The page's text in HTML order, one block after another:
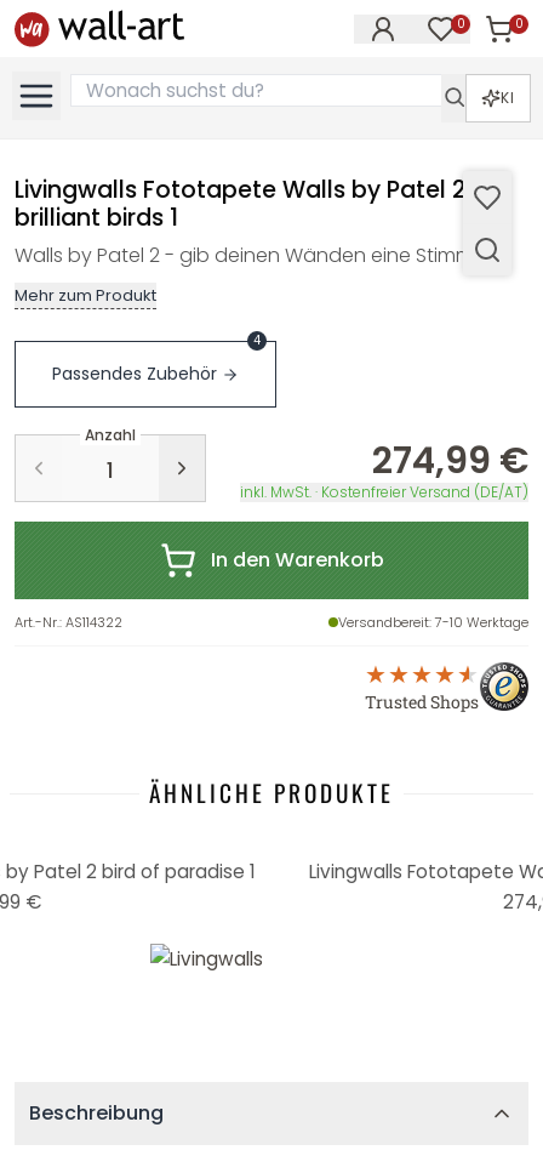
0 0
KI
Livingwalls Fototapete Walls by Patel 2
brilliant birds 1
Walls by Patel 2 - gib deinen Wänden eine Stimme…
Mehr zum Produkt
Passendes Zubehör
4
Anzahl
274,99 €
inkl. MwSt. · Kostenfreier Versand (DE/AT)
In den Warenkorb
Art.-Nr.:AS114322 Versandbereit: 7-10 Werktage
Trusted Shops
ÄHNLICHE PRODUKTE
Patel 2 bird of paradise 1
€
Livingwalls Fototapete
Beschreibung